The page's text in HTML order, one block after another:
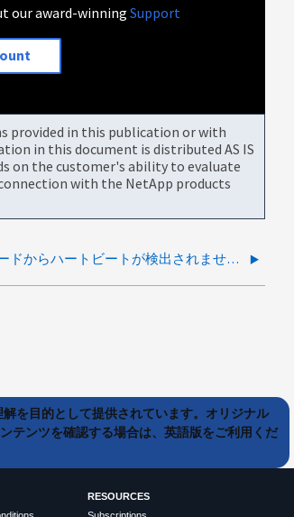
our award-winningSupport
provided in this publication or with
in this document is distributed AS IS
on the customer's ability to evaluate
with the NetApp products
「パートナーノードからハートビートが検出されませんでした」が原因のテイクオーバー
を目的として提供されています。オリジナル
テンツを確認する場合は、英語版をご利用くだ
RESOURCES